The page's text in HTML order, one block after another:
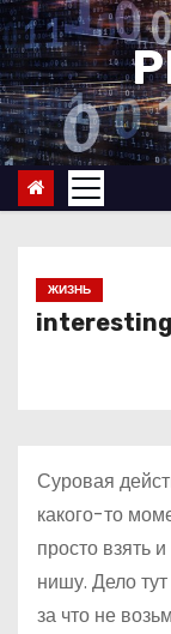
П
е
р
е
й
и
ЖИЗНЬ
Суровая
какого-то
просто взять
нишу. Дело
за что не